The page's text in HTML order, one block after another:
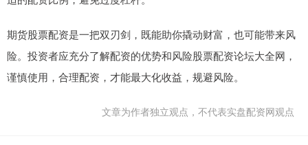
期货股票配资是一把双刃剑，既能助你撬动财富，也可能带来风
险。投资者应充分了解配资的优势和风险股票配资论坛大全网，
谨慎使用，合理配资，才能最大化收益，规避风险。
文章为作者独立观点，不代表实盘配资网观点